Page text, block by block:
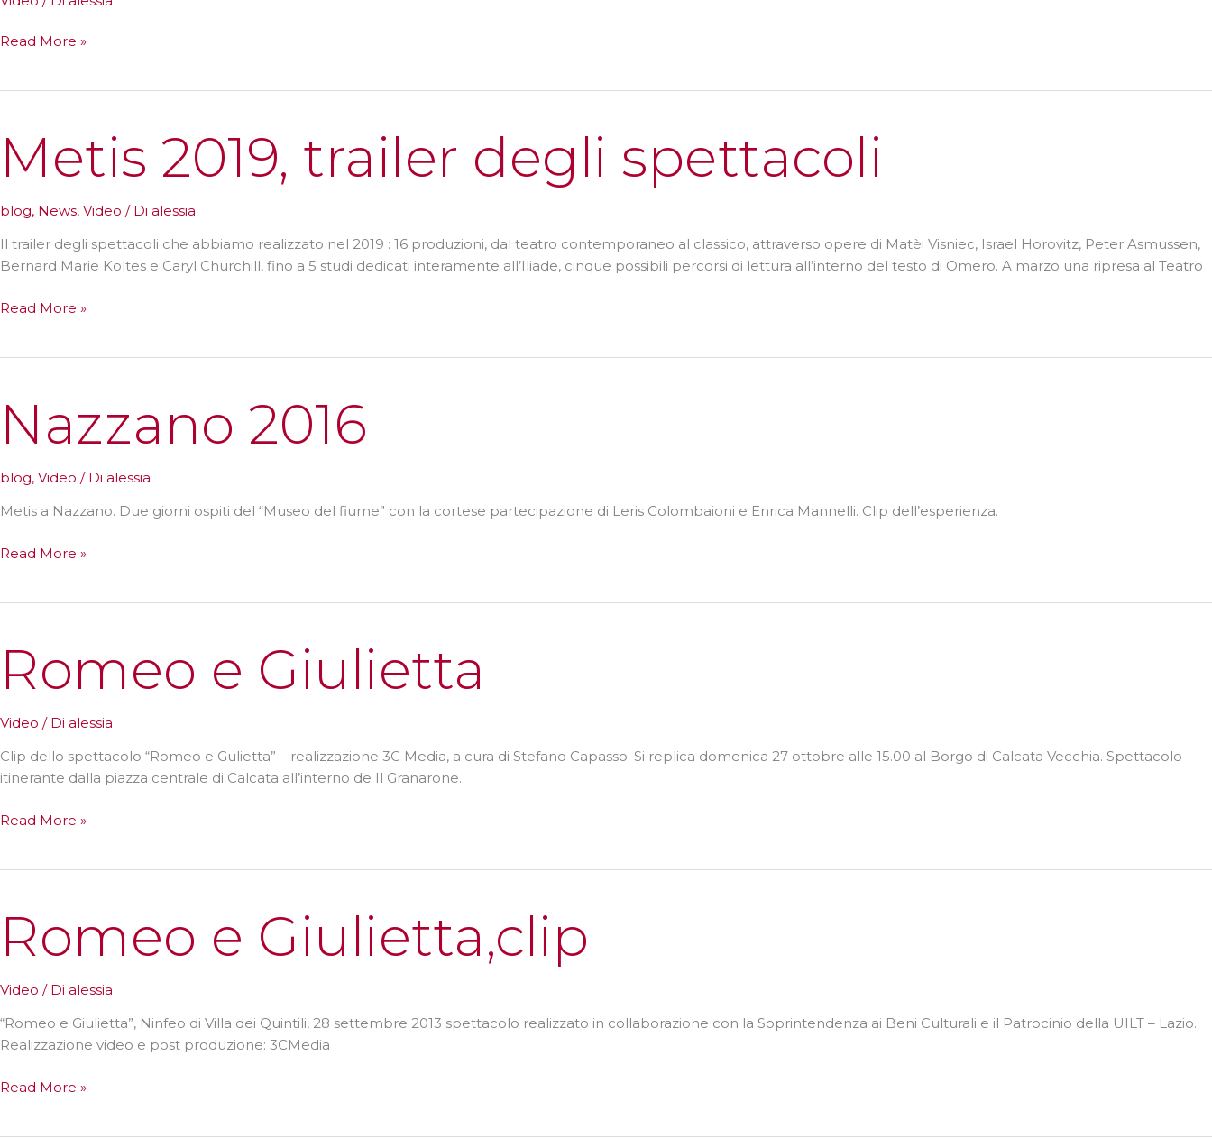
Metisiamo
Read More »
Metis 2019, trailer degli spettacoli
blog, News, Video / Di alessia
Il trailer degli spettacoli che abbiamo realizzato nel 2019 : 16 produzioni, dal teatro contemporaneo al classico, attraverso opere di Matèi Visniec, Israel Horovitz, Peter Asmussen,
Bernard Marie Koltes e Caryl Churchill, fino a 5 studi dedicati interamente all’Iliade, cinque possibili percorsi di lettura all’interno del testo di Omero. A marzo una ripresa al Teatro
Metis
Read More »
Nazzano 2016
blog, Video / Di alessia
Metis a Nazzano. Due giorni ospiti del “Museo del fiume” con la cortese partecipazione di Leris Colombaioni e Enrica Mannelli. Clip dell’esperienza.
Nazzano
Read More »
Romeo e Giulietta
Video / Di alessia
Clip dello spettacolo “Romeo e Gulietta” – realizzazione 3C Media, a cura di Stefano Capasso. Si replica domenica 27 ottobre alle 15.00 al Borgo di Calcata Vecchia. Spettacolo
itinerante dalla piazza centrale di Calcata all’interno de Il Granarone.
Romeo
Read More »
Romeo e Giulietta,clip
Video / Di alessia
“Romeo e Giulietta”, Ninfeo di Villa dei Quintili, 28 settembre 2013 spettacolo realizzato in collaborazione con la Soprintendenza ai Beni Culturali e il Patrocinio della UILT – Lazio.
Realizzazione video e post produzione: 3CMedia
Romeo
Read More »